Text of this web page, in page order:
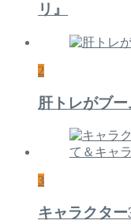
リ』
2
肝トレがブ
3
キャラクタ